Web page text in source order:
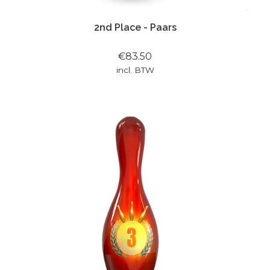
2nd Place - Paars
€83.50
incl. BTW